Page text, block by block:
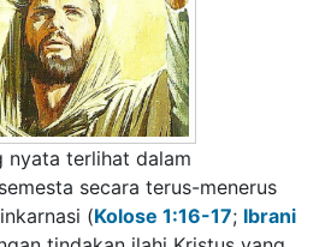
mampu bertindak melalui kedua
Putra sama sekali tidak dibatasi
Dia juga mampu bertindak di luar
dalam natur ilahi-Nya.
sistematik tentang
filosofis, alkitabiah, dan historis,
kesimpulan mutlak bahwa
yang berinkarnasi.